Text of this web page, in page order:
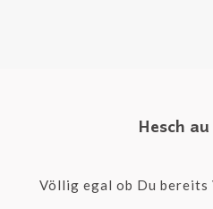
Hesch
Völlig egal ob Du bereits